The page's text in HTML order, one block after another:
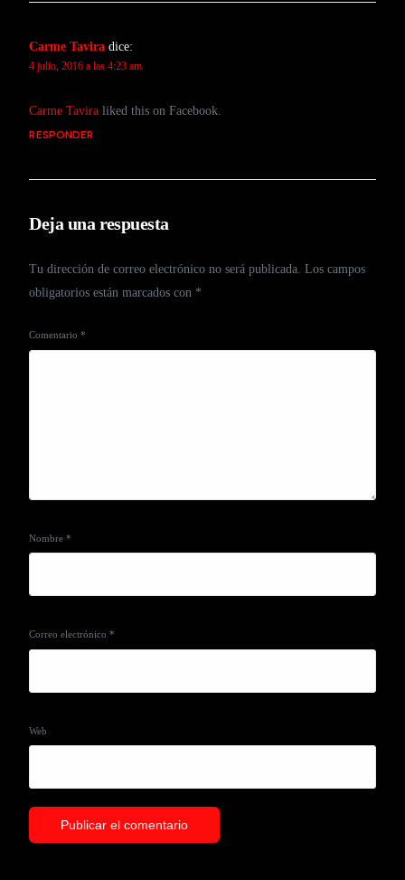
Carme Tavira dice:
4 julio, 2016 a las 4:23 am
Carme Tavira liked this on Facebook.
RESPONDER
Deja una respuesta
Tu dirección de correo electrónico no será publicada. Los campos
obligatorios están marcados con *
Comentario*
Nombre*
Correo electrónico*
Web